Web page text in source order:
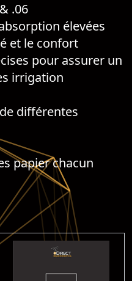
.06
élevées
et le confort
pour assurer un
irrigation
différentes
papier chacun